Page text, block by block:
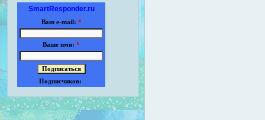
SmartResponder.ru
Ваш e-mail: *
Ваше имя: *
Подписчиков: